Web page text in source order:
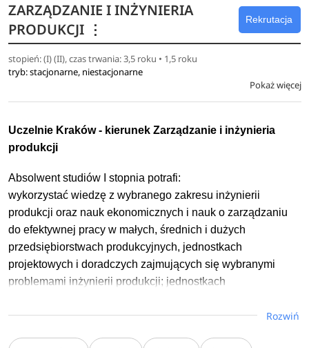
intelektualnej,
podstaw badań naukowych, języka obcego,
operacyjnego zarządzania projektami, zarządzania
jednostkami organizacyjnymi, zarządzania małymi i
Ponadto absolwent studiów II stopnia posiada wiedzę z
zakresu:
makroekonomii,
nowoczesnych koncepcji zarządzania, metod
ilościowych w zarządzaniu,
zarządzania strategicznego, społecznej
odpowiedzialność biznesu,
rachunkowości zarządczej, przedsiębiorczości i
innowacji,
zarządzania finansami przedsiębiorstw,
ZARZĄDZANIE I INŻYNIERIA
PRODUKCJI ⋮
Rekrutacja
stopień: (I) (II), czas trwania: 3,5 roku • 1,5 roku
tryb: stacjonarne, niestacjonarne
Pokaż więcej
Uczelnie Kraków - kierunek Zarządzanie i inżynieria
produkcji
Absolwent studiów I stopnia potrafi:
wykorzystać wiedzę z wybranego zakresu inżynierii
produkcji oraz nauk ekonomicznych i nauk o zarządzaniu
do efektywnej pracy w małych, średnich i dużych
przedsiębiorstwach produkcyjnych, jednostkach
projektowych i doradczych zajmujących się wybranymi
problemami inżynierii produkcji; jednostkach
wymagane są odpowiednie kompetencje a także wiedza
Rozwiń